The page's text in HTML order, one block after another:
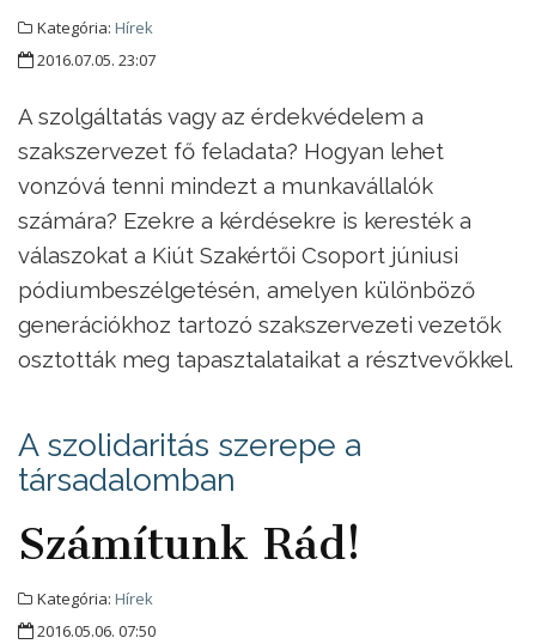
Kategória: Hírek
2016.07.05. 23:07
A szolgáltatás vagy az érdekvédelem a
szakszervezet fő feladata? Hogyan lehet
vonzóvá tenni mindezt a munkavállalók
számára? Ezekre a kérdésekre is keresték a
válaszokat a Kiút Szakértői Csoport júniusi
pódiumbeszélgetésén, amelyen különböző
generációkhoz tartozó szakszervezeti vezetők
osztották meg tapasztalataikat a résztvevőkkel.
A szolidaritás szerepe a
társadalomban
Számítunk Rád!
Kategória: Hírek
2016.05.06. 07:50